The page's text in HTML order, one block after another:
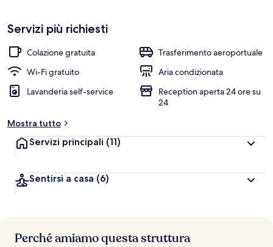
Servizi più richiesti
Colazione gratuita
Trasferimento aeroportuale
Wi-Fi gratuito
Aria condizionata
Lavanderia self-service
Reception aperta 24 ore su
24
Mostra tutto
Servizi principali (11)
Sentirsi a casa (6)
Perché amiamo questa struttura